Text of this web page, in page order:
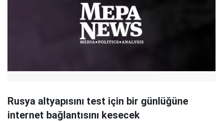
Rusya altyapısını test için bir günlüğüne
internet bağlantısını kesecek